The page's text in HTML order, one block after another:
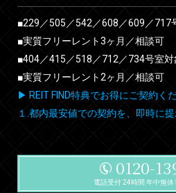
■229／505／542／608／609／717
■実質フリーレント3ヶ月／相談可
■404／415／518／712／734号室対
■実質フリーレント2ヶ月／相談可
▶ REIT FIND特典でお得にご契約く
１.都内最安値での契約を、即時に提
0120-
電話受付 24時間 年中無休